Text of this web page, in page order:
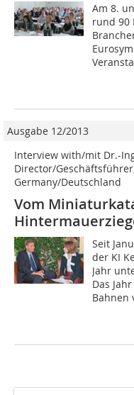
Am 8.
rund 90
Ausgabe 12/2013
Interview with/mit Dr.-
Director/
Germany/Deutschland
Vom
Seit
der KI
Jahr
Das
Bahnen